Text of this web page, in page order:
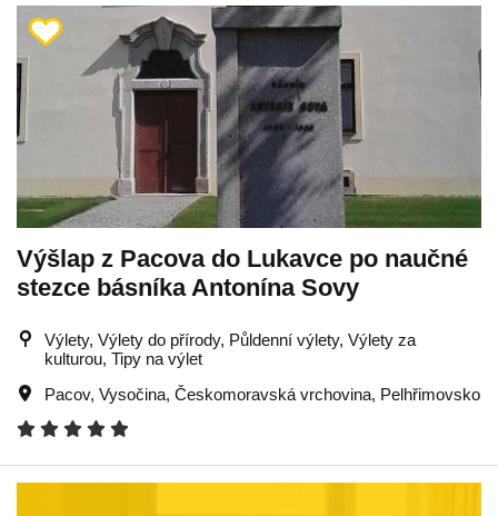
Výšlap z Pacova do Lukavce po naučné
stezce básníka Antonína Sovy
Výlety, Výlety do přírody, Půldenní výlety, Výlety za
kulturou, Tipy na výlet
Pacov, Vysočina, Českomoravská vrchovina, Pelhřimovsko